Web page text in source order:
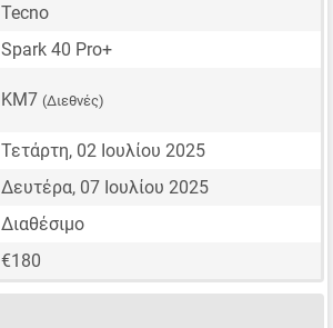
Tecno
Spark 40 Pro+
KM7 (Διεθνές)
Τετάρτη, 02 Ιουλίου 2025
Δευτέρα, 07 Ιουλίου 2025
Διαθέσιμο
€180